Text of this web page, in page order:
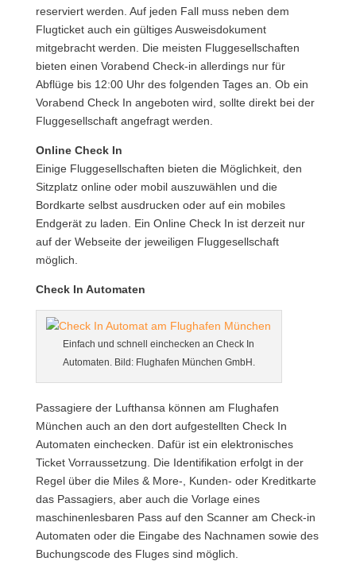
reserviert werden. Auf jeden Fall muss neben dem
Flugticket auch ein gültiges Ausweisdokument
mitgebracht werden. Die meisten Fluggesellschaften
bieten einen Vorabend Check-in allerdings nur für
Abflüge bis 12:00 Uhr des folgenden Tages an. Ob ein
Vorabend Check In angeboten wird, sollte direkt bei der
Fluggesellschaft angefragt werden.
Online Check In
Einige Fluggesellschaften bieten die Möglichkeit, den
Sitzplatz online oder mobil auszuwählen und die
Bordkarte selbst ausdrucken oder auf ein mobiles
Endgerät zu laden. Ein Online Check In ist derzeit nur
auf der Webseite der jeweiligen Fluggesellschaft
möglich.
Check In Automaten
Einfach und schnell einchecken an Check In
Automaten. Bild: Flughafen München GmbH.
Passagiere der Lufthansa können am Flughafen
München auch an den dort aufgestellten Check In
Automaten einchecken. Dafür ist ein elektronisches
Ticket Vorraussetzung. Die Identifikation erfolgt in der
Regel über die Miles & More-, Kunden- oder Kreditkarte
das Passagiers, aber auch die Vorlage eines
maschinenlesbaren Pass auf den Scanner am Check-in
Automaten oder die Eingabe des Nachnamen sowie des
Buchungscode des Fluges sind möglich.